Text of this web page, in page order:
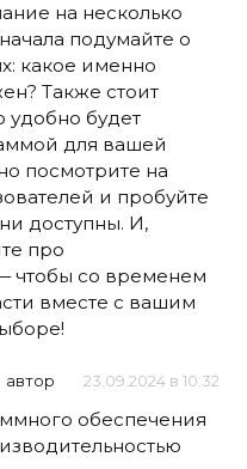
на несколько
подумайте о
какое именно
Также стоит
удобно будет
для вашей
посмотрите на
и пробуйте
доступны. И,
про
чтобы со временем
вместе с вашим
автор 23.09.2024 в 10:32
обеспечения